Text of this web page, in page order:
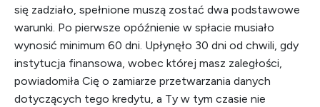
się zadziało, spełnione muszą zostać dwa podstawowe
warunki. Po pierwsze opóźnienie w spłacie musiało
wynosić minimum 60 dni. Upłynęło 30 dni od chwili, gdy
instytucja finansowa, wobec której masz zaległości,
powiadomiła Cię o zamiarze przetwarzania danych
dotyczących tego kredytu, a Ty w tym czasie nie